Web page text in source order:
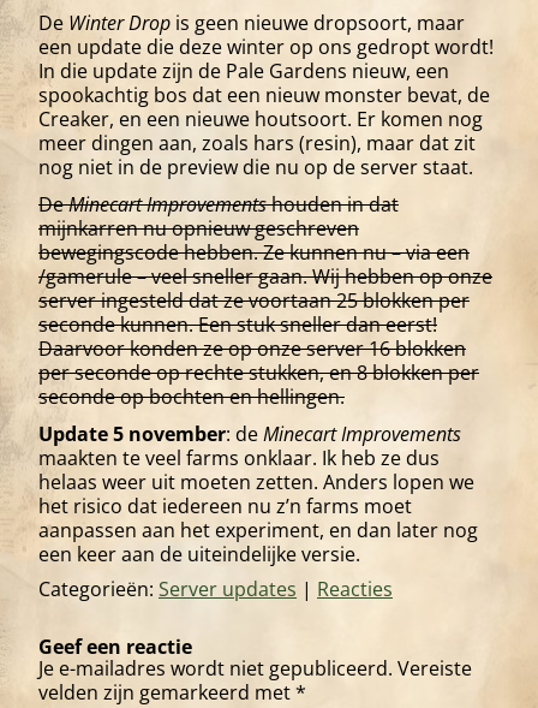
De Winter Drop is geen nieuwe dropsoort, maar
een update die deze winter op ons gedropt wordt!
In die update zijn de Pale Gardens nieuw, een
spookachtig bos dat een nieuw monster bevat, de
Creaker, en een nieuwe houtsoort. Er komen nog
meer dingen aan, zoals hars (resin), maar dat zit
nog niet in de preview die nu op de server staat.
DeMinecart Improvementshouden in dat
mijnkarren nu opnieuw geschreven
bewegingscode hebben. Ze kunnen nu – via een
/gamerule – veel sneller gaan. Wij hebben op onze
server ingesteld dat ze voortaan 25 blokken per
seconde kunnen. Een stuk sneller dan eerst!
Daarvoor konden ze op onze server 16 blokken
per seconde op rechte stukken, en 8 blokken per
seconde op bochten en hellingen.
Update 5 november: deMinecart Improvements
maakten te veel farms onklaar. Ik heb ze dus
helaas weer uit moeten zetten. Anders lopen we
het risico dat iedereen nu z’n farms moet
aanpassen aan het experiment, en dan later nog
een keer aan de uiteindelijke versie.
Categorieën: Server updates | Reacties
Geef een reactie
Je e-mailadres wordt niet gepubliceerd. Vereiste
velden zijn gemarkeerd met*